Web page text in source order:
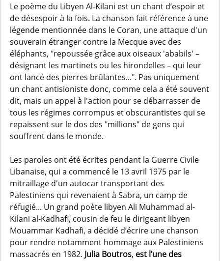
Le poème du Libyen Al-Kilani est un chant d’espoir et
de désespoir à la fois. La chanson fait référence à une
légende mentionnée dans le Coran, une attaque d'un
souverain étranger contre la Mecque avec des
éléphants, "repoussée grâce aux oiseaux 'ababils' –
désignant les martinets ou les hirondelles – qui leur
ont lancé des pierres brûlantes...". Pas uniquement
un chant antisioniste donc, comme cela a été souvent
dit, mais un appel à l'action pour se débarrasser de
tous les régimes corrompus et obscurantistes qui se
repaissent sur le dos des "millions" de gens qui
souffrent dans le monde.
Les paroles ont été écrites pendant la Guerre Civile
Libanaise, qui a commencé le 13 avril 1975 par le
mitraillage d'un autocar transportant des
Palestiniens qui revenaient à Sabra, un camp de
réfugié... Un grand poète libyen Ali Muhammad al-
Kilani al-Kadhafi, cousin de feu le dirigeant libyen
Mouammar Kadhafi, a décidé d’écrire une chanson
pour rendre notamment hommage aux Palestiniens
massacrés en 1982. Julia Boutros, est l’une des